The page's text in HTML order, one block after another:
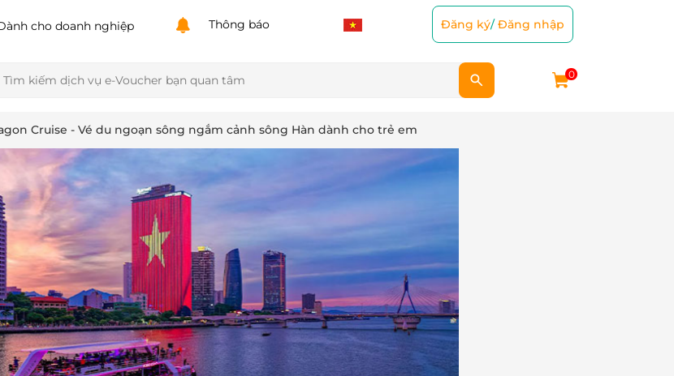
cho doanh nghiệp Thông báo Đăng ký/Đăng nhập
0
Cruise - Vé du ngoạn sông ngắm cảnh sông Hàn dành cho trẻ em